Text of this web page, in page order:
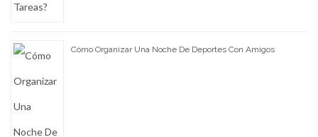
Cómo Organizar Una Noche De Deportes Con Amigos